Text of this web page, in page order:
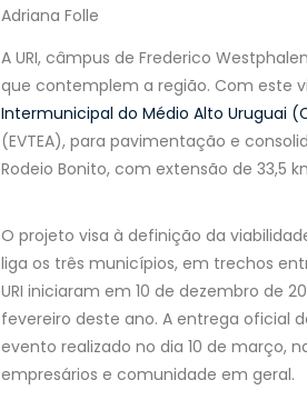
Adriana Folle
A URI, câmpus de Frederico
que contemplem a região. Com este
Intermunicipal do Médio Alto Uruguai
(EVTEA), para pavimentação e
Rodeio Bonito, com extensão de 33,5
O projeto visa à definição da
liga os três municípios, em trechos
URI iniciaram em 10 de dezembro de
fevereiro deste ano. A entrega oficial
evento realizado no dia 10 de março,
empresários e comunidade em geral.